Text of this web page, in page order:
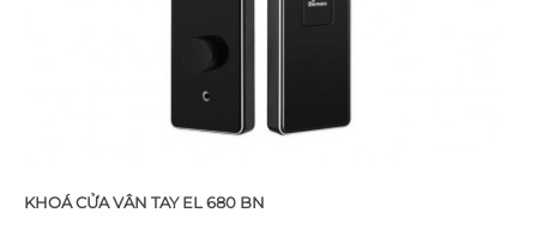
KHOÁ CỬA VÂN TAY EL 680 BN